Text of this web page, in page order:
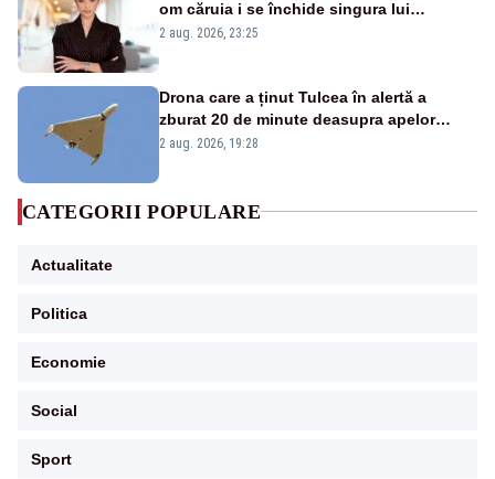
om căruia i se închide singura lui
portiță?”
2 aug. 2026, 23:25
Drona care a ținut Tulcea în alertă a
zburat 20 de minute deasupra apelor
României. Au fost ridicate două F-16
2 aug. 2026, 19:28
CATEGORII POPULARE
Actualitate
Politica
Economie
Social
Sport